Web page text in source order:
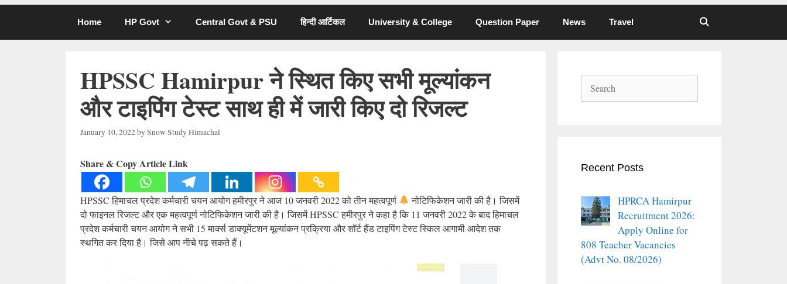
Home HP Govt Central Govt & PSU हिन्दी आर्टिकल University & College Question Paper News Travel
HPSSC Hamirpur ने स्थित किए सभी मूल्यांकन
और टाइपिंग टेस्ट साथ ही में जारी किए दो रिजल्ट
January 10, 2022bySnow Study Himachal
Share & Copy Article Link
HPSSC हिमाचल प्रदेश कर्मचारी चयन आयोग हमीरपुर ने आज 10 जनवरी 2022 को तीन महत्वपूर्ण
नोटिफिकेशन जारी की है। जिसमें
दो फाइनल रिजल्ट और एक महत्वपूर्ण नोटिफिकेशन जारी की है। जिसमें HPSSC हमीरपुर ने कहा है कि 11 जनवरी 2022 के बाद हिमाचल
प्रदेश कर्मचारी चयन आयोग ने सभी 15 मार्क्स डाक्यूमेंटशन मूल्यांकन प्रक्रिया और शॉर्ट हैंड टाइपिंग टेस्ट स्किल आगामी आदेश तक
स्थगित कर दिया है। जिसे आप नीचे पढ़ सकते हैं।
Recent Posts
HPRCA Hamirpur
Recruitment 2026:
Apply Online for
808 Teacher Vacancies
(Advt No. 08/2026)